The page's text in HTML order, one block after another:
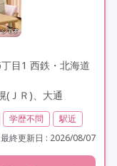
目1 西鉄・北海道
(ＪＲ)、大通
学歴不問
駅近
最終更新日 : 2026/08/07